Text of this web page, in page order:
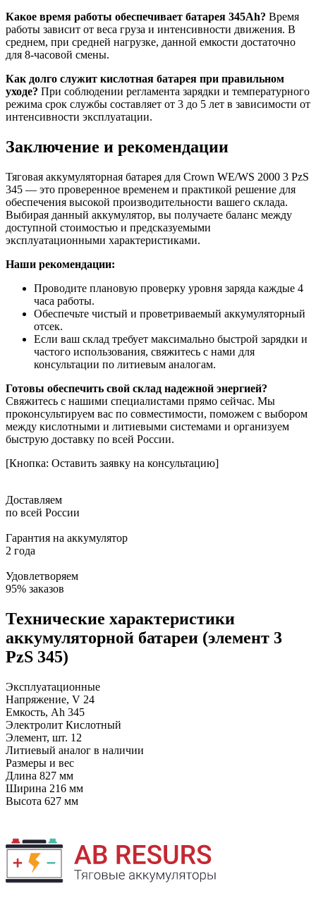
Какое время работы обеспечивает батарея 345Ah? Время
работы зависит от веса груза и интенсивности движения. В
среднем, при средней нагрузке, данной емкости достаточно
для 8-часовой смены.
Как долго служит кислотная батарея при правильном
уходе? При соблюдении регламента зарядки и температурного
режима срок службы составляет от 3 до 5 лет в зависимости от
интенсивности эксплуатации.
Заключение и рекомендации
Тяговая аккумуляторная батарея для Crown WE/WS 2000 3 PzS
345 — это проверенное временем и практикой решение для
обеспечения высокой производительности вашего склада.
Выбирая данный аккумулятор, вы получаете баланс между
доступной стоимостью и предсказуемыми
эксплуатационными характеристиками.
Наши рекомендации:
Проводите плановую проверку уровня заряда каждые 4
часа работы.
Обеспечьте чистый и проветриваемый аккумуляторный
отсек.
Если ваш склад требует максимально быстрой зарядки и
частого использования, свяжитесь с нами для
консультации по литиевым аналогам.
Готовы обеспечить свой склад надежной энергией?
Свяжитесь с нашими специалистами прямо сейчас. Мы
проконсультируем вас по совместимости, поможем с выбором
между кислотными и литиевыми системами и организуем
быструю доставку по всей России.
[Кнопка: Оставить заявку на консультацию]
Доставляем
по всей России
Гарантия на аккумулятор
2 года
Удовлетворяем
95% заказов
Технические характеристики
аккумуляторной батареи (элемент 3
PzS 345)
Эксплуатационные
Напряжение, V 24
Емкость, Ah 345
Электролит Кислотный
Элемент, шт. 12
Литиевый аналог в наличии
Размеры и вес
Длина 827 мм
Ширина 216 мм
Высота 627 мм